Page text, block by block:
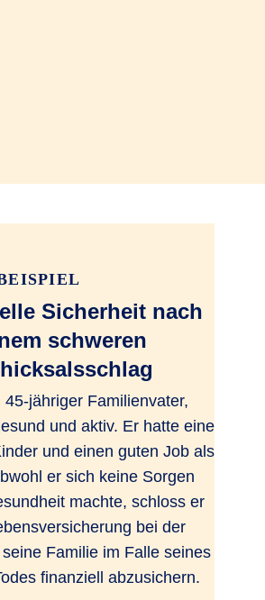
Sicherheit nach
schweren
jähriger Familienvater,
und aktiv. Er hatte eine
und einen guten Job als
er sich keine Sorgen
machte, schloss er
bei der
Familie im Falle seines
finanziell abzusichern.